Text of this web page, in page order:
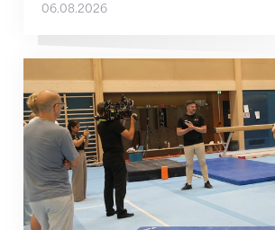
06.08.2026
En route pour Zagreb avec des